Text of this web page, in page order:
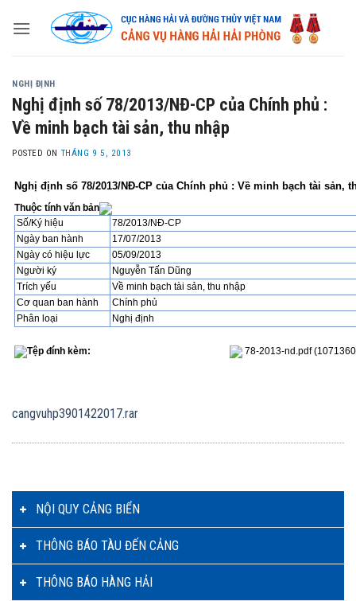
NỘI QUY CẢNG BIỂN
THÔNG BÁO TÀU ĐẾN CẢNG
THÔNG BÁO HÀNG HẢI
NGHỊ ĐỊNH
Nghị định số 78/2013/NĐ-CP của Chính phủ :
Về minh bạch tài sản, thu nhập
POSTED ON THÁNG 9 5, 2013
Nghị định số 78/2013/NĐ-CP của Chính phủ : Về minh bạch tài sản,
Thuộc tính văn bản
Số/Ký hiệu
78/2013/NĐ-CP
Ngày ban hành
17/07/2013
Ngày có hiệu lực
05/09/2013
Người ký
Nguyễn Tấn Dũng
Trích yếu
Về minh bạch tài sản, thu nhập
Cơ quan ban hành
Chính phủ
Phân loại
Nghị định
Tệp đính kèm: 78-2013-nd.pdf
cangvuhp3901422017.rar